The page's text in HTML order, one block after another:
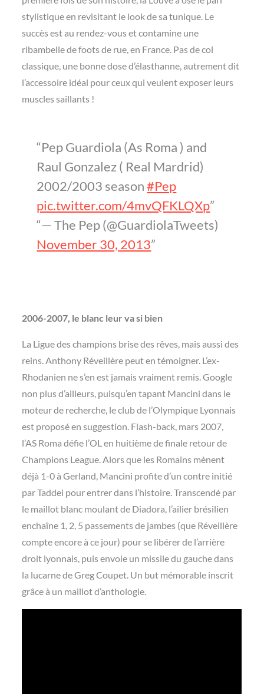
stylistique en revisitant le look de sa tunique. Le
succès est au rendez-vous et contamine une
ribambelle de foots de rue, en France. Pas de col
classique, une bonne dose d’élasthanne, autrement dit
l’accessoire idéal pour ceux qui veulent exposer leurs
muscles saillants !
Pep Guardiola (As Roma ) and
Raul Gonzalez ( Real Mardrid)
2002/2003 season#Pep
pic.twitter.com/4mvQFKLQXp
— The Pep (@GuardiolaTweets)
November 30, 2013
2006-2007, le blanc leur va si bien
La Ligue des champions brise des rêves, mais aussi des
reins. Anthony Réveillère peut en témoigner. L’ex-
Rhodanien ne s’en est jamais vraiment remis. Google
non plus d’ailleurs, puisqu’en tapant Mancini dans le
moteur de recherche, le club de l’Olympique Lyonnais
est proposé en suggestion. Flash-back, mars 2007,
l’AS Roma défie l’OL en huitième de finale retour de
Champions League. Alors que les Romains mènent
déjà 1-0 à Gerland, Mancini profite d’un contre initié
par Taddei pour entrer dans l’histoire. Transcendé par
le maillot blanc moulant de Diadora, l’ailier brésilien
enchaîne 1, 2, 5 passements de jambes (que Réveillère
compte encore à ce jour) pour se libérer de l’arrière
droit lyonnais, puis envoie un missile du gauche dans
la lucarne de Greg Coupet. Un but mémorable inscrit
grâce à un maillot d’anthologie.